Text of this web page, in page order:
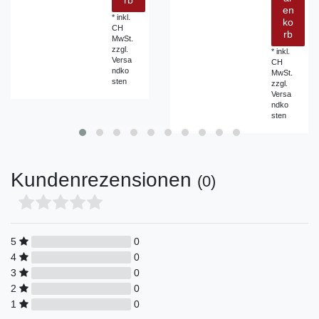
*inkl.
CH
MwSt.
zzgl.
Versa
ndko
sten
en
ko
rb
*inkl.
CH
MwSt.
zzgl.
Versa
ndko
sten
Kundenrezensionen (0)
5
0
4
0
3
0
2
0
1
0